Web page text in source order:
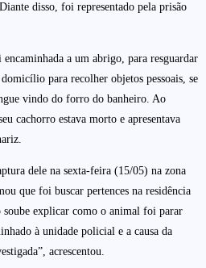
disso, foi representado pela prisão
a um abrigo, para resguardar
para recolher objetos pessoais, se
vindo do forro do banheiro. Ao
cachorro estava morto e apresentava
dele na sexta-feira (15/05) na zona
que foi buscar pertences na residência
soube explicar como o animal foi parar
à unidade policial e a causa da
acrescentou.